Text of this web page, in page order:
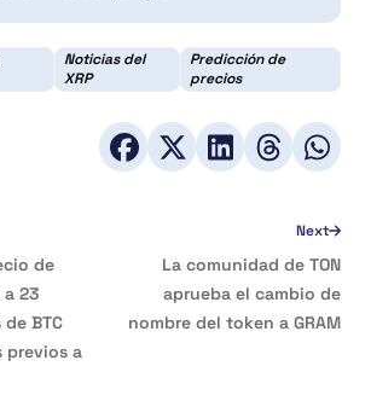
Noticias del
XRP
Predicción de
precios
de
23
BTC
previos a
Next
La comunidad de TON
aprueba el cambio de
nombre del token a GRAM